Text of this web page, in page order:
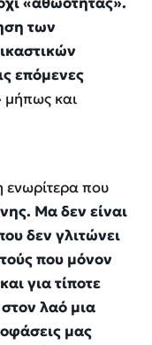
των
επόμενες
μήπως και
ενωρίτερα που
Μα δεν είναι
δεν γλιτώνει
που μόνον
για τίποτε
λαό μια
μας